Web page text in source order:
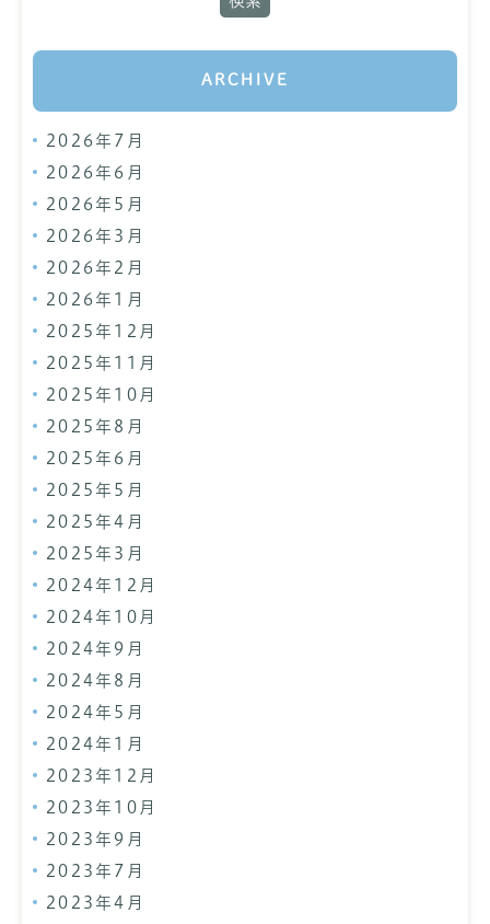
ARCHIVE
2026年7月
2026年6月
2026年5月
2026年3月
2026年2月
2026年1月
2025年12月
2025年11月
2025年10月
2025年8月
2025年6月
2025年5月
2025年4月
2025年3月
2024年12月
2024年10月
2024年9月
2024年8月
2024年5月
2024年1月
2023年12月
2023年10月
2023年9月
2023年7月
2023年4月